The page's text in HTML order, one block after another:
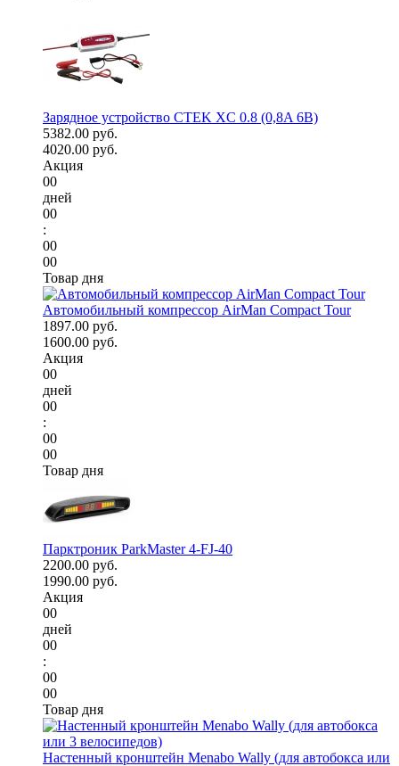
Зарядное устройство CTEK XC 0.8 (0,8A 6В)
5382.00 руб.
4020.00 руб.
Акция
00
дней
00
:
00
00
Товар дня
Автомобильный компрессор AirMan Compact Tour
1897.00 руб.
1600.00 руб.
Акция
00
дней
00
:
00
00
Товар дня
Парктроник ParkMaster 4-FJ-40
2200.00 руб.
1990.00 руб.
Акция
00
дней
00
:
00
00
Товар дня
Настенный кронштейн Menabo Wally (для автобокса или